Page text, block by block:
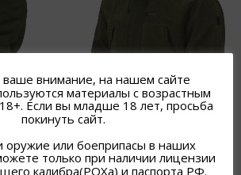
внимание, на нашем сайте
материалы с возрастным
Если вы младше 18 лет, просьба
покинуть сайт.
оружие или боеприпасы в наших
только при наличии лицензии
калибра(РОХа) и паспорта РФ.